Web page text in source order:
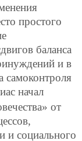
простого
баланса
и в
самоконтроля
начал
от
и социального